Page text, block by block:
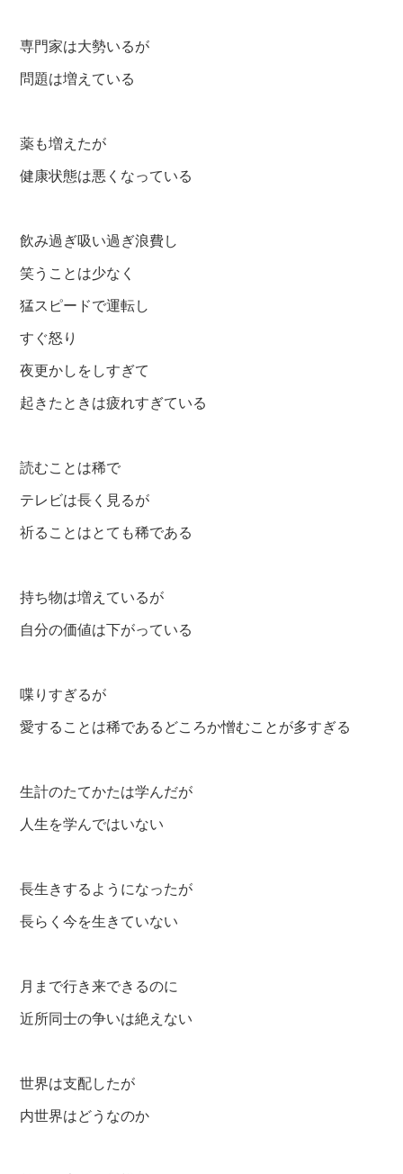
専門家は大勢いるが
問題は増えている
薬も増えたが
健康状態は悪くなっている
飲み過ぎ吸い過ぎ浪費し
笑うことは少なく
猛スピードで運転し
すぐ怒り
夜更かしをしすぎて
起きたときは疲れすぎている
読むことは稀で
テレビは長く見るが
祈ることはとても稀である
持ち物は増えているが
自分の価値は下がっている
喋りすぎるが
愛することは稀であるどころか憎むことが多すぎる
生計のたてかたは学んだが
人生を学んではいない
長生きするようになったが
長らく今を生きていない
月まで行き来できるのに
近所同士の争いは絶えない
世界は支配したが
内世界はどうなのか